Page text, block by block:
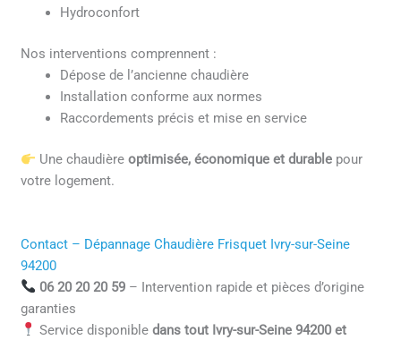
Hydroconfort
Nos interventions comprennent :
Dépose de l’ancienne chaudière
Installation conforme aux normes
Raccordements précis et mise en service
Une chaudière optimisée, économique et durablepour
votre logement.
Contact – Dépannage Chaudière Frisquet Ivry-sur-Seine
94200
06 20 20 20 59– Intervention rapide et pièces d’origine
garanties
Service disponible dans tout Ivry-sur-Seine 94200 et